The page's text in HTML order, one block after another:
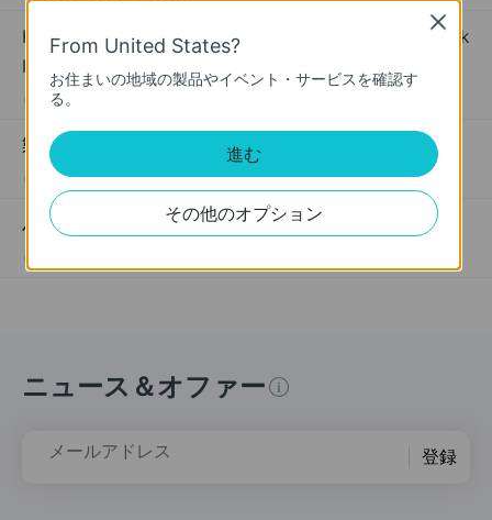
How to Register a TP-Link Product Using Your TP-Link
ID
09-16-2019
製品の型番はどこを見れば判別できますか？
03-11-2019 7625175views
ハードウェアバージョンとは？どこで確認できますか？
ニュース＆オファー
メールアドレス 登録
From United States?
お住まいの地域の製品やイベント・サービスを確認す
る。
進む
その他のオプション
Close